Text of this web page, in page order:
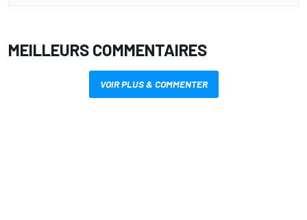
MEILLEURS COMMENTAIRES
VOIR PLUS & COMMENTER